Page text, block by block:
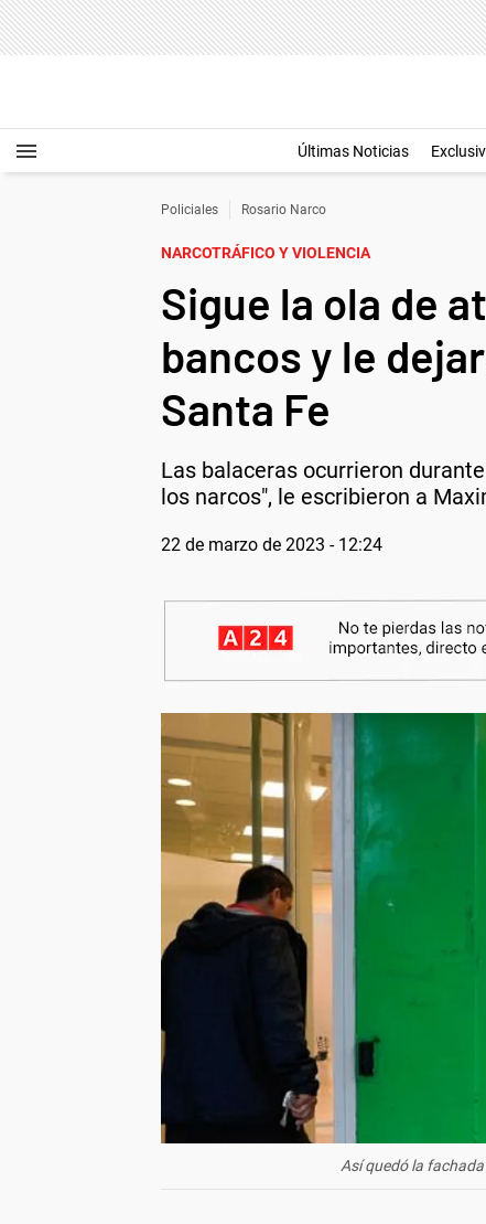
Últimas Noticias
Policiales Rosario Narco
NARCOTRÁFICO Y VIOLENCIA
Sigue la ola de
bancos y le
Santa Fe
Las balaceras ocurrieron
los narcos", le escribieron a
22 de marzo de 2023 - 12:24
Así quedó la